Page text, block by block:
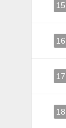
15
16
17
18